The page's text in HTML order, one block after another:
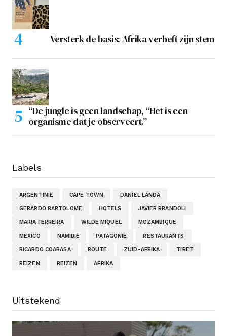
Versterk de basis: Afrika verheft zijn stem
“De jungle is geen landschap, “Het is een
organisme dat je observeert.”
Labels
ARGENTINIË CAPE TOWN DANIEL LANDA
GERARDO BARTOLOME HOTELS JAVIER BRANDOLI
MARIA FERREIRA WILDE MIQUEL MOZAMBIQUE
MEXICO NAMIBIË PATAGONIË RESTAURANTS
RICARDO COARASA ROUTE ZUID-AFRIKA TIBET
REIZEN REIZEN AFRIKA
Uitstekend